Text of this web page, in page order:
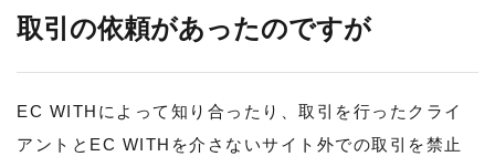
取引の依頼があったのですが
EC WITHによって知り合ったり、取引を行ったクライ
アントとEC WITHを介さないサイト外での取引を禁止